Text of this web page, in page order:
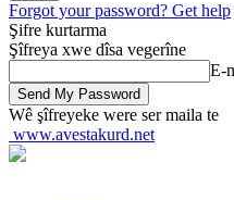
Forgot your password? Get help
Şifre kurtarma
Şîfreya xwe dîsa vegerîne
E-
Wê şîfreyeke were ser maila te
www.avestakurd.net